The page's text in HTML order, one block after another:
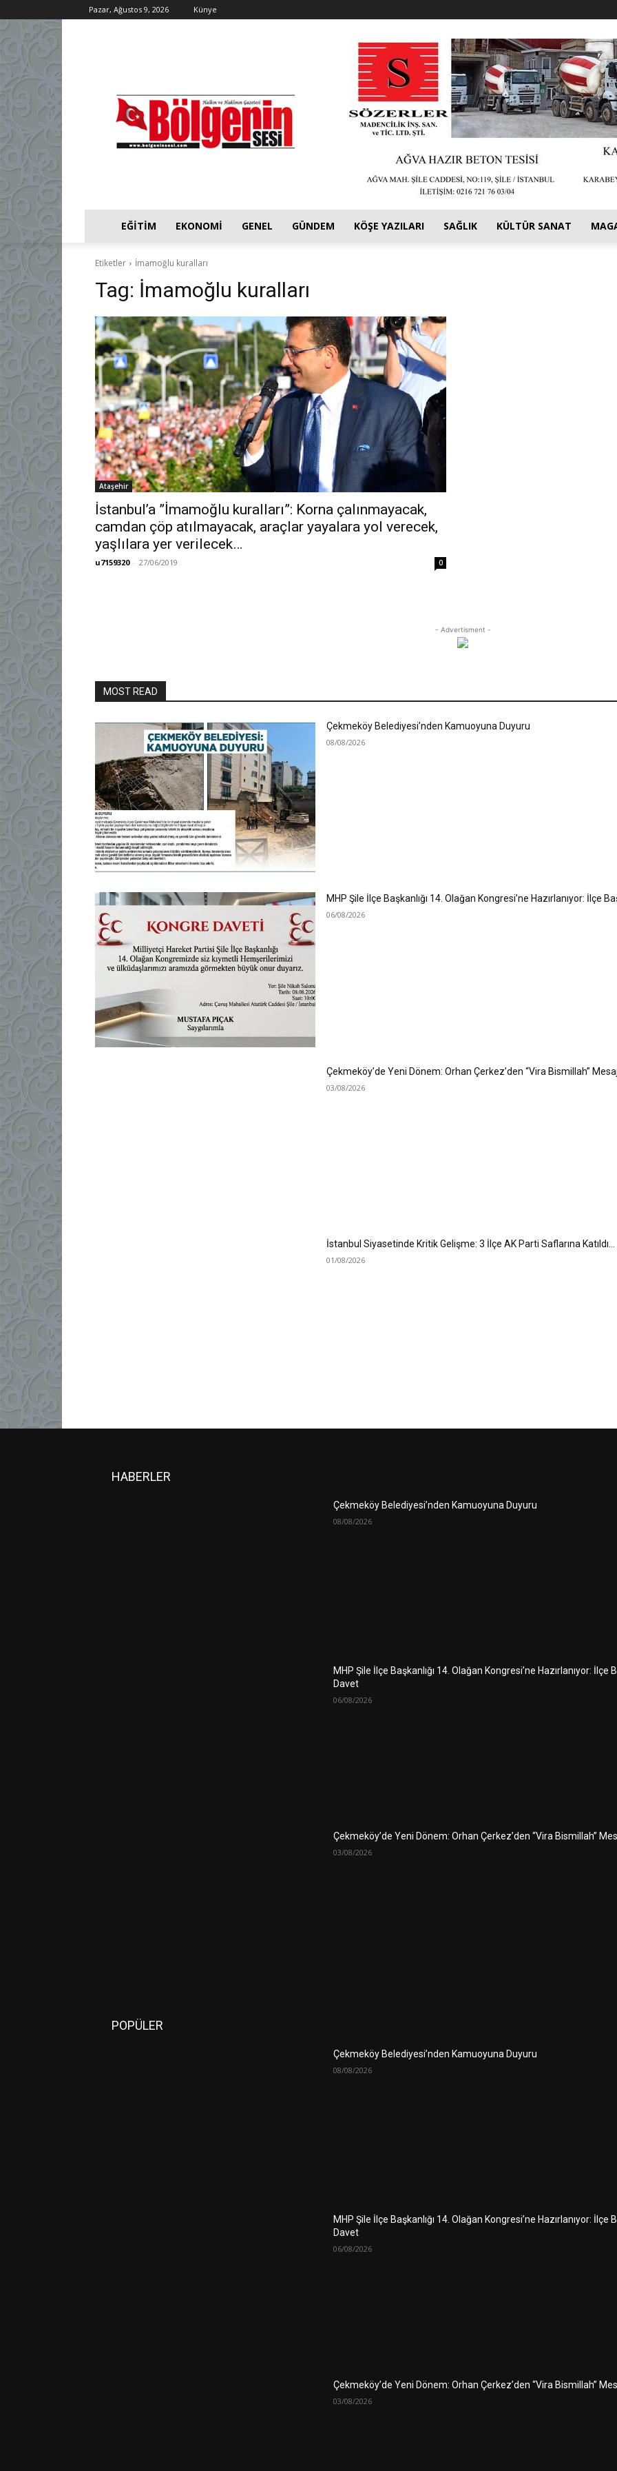
Pazar, Ağustos 9, 2026 Künye
EĞITIM EKONOMI GENEL GÜNDEM KÖŞE YAZILARI SAĞLIK KÜLTÜR SANAT
Etiketler İmamoğlu kuralları
Tag: İmamoğlu kuralları
Ataşehir
İstanbul’a ”İmamoğlu kuralları”: Korna çalınmayacak,
camdan çöp atılmayacak, araçlar yayalara yol verecek,
yaşlılara yer verilecek…
u7159320 - 27/06/2019 0
- Advertisment -
MOST READ
Çekmeköy Belediyesi’nden Kamuoyuna Duyuru
08/08/2026
MHP Şile İlçe Başkanlığı 14. Olağan Kongresi’ne Hazırlanıyor: İlçe
06/08/2026
Çekmeköy’de Yeni Dönem: Orhan Çerkez’den “Vira Bismillah”
03/08/2026
İstanbul Siyasetinde Kritik Gelişme: 3 İlçe AK Parti Saflarına Katıldı…
01/08/2026
HABERLER
Çekmeköy Belediyesi’nden Kamuoyuna Duyuru
08/08/2026
MHP Şile İlçe Başkanlığı 14. Olağan Kongresi’ne Hazırlanıyor: İlçe
Davet
06/08/2026
Çekmeköy’de Yeni Dönem: Orhan Çerkez’den “Vira Bismillah”
03/08/2026
POPÜLER
Çekmeköy Belediyesi’nden Kamuoyuna Duyuru
08/08/2026
MHP Şile İlçe Başkanlığı 14. Olağan Kongresi’ne Hazırlanıyor: İlçe
Davet
06/08/2026
Çekmeköy’de Yeni Dönem: Orhan Çerkez’den “Vira Bismillah”
03/08/2026